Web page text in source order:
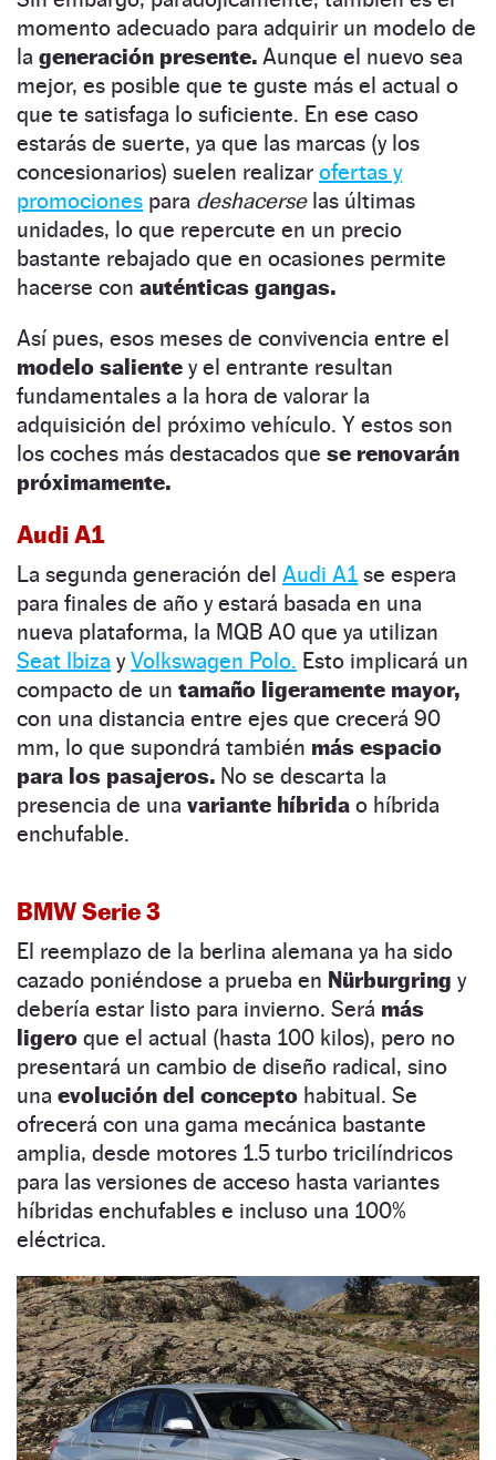
momento adecuado para adquirir un modelo de
la generación presente. Aunque el nuevo sea
mejor, es posible que te guste más el actual o
que te satisfaga lo suficiente. En ese caso
estarás de suerte, ya que las marcas (y los
concesionarios) suelen realizar ofertas y
promociones para deshacerselas últimas
unidades, lo que repercute en un precio
bastante rebajado que en ocasiones permite
hacerse con auténticas gangas.
Así pues, esos meses de convivencia entre el
modelo saliente y el entrante resultan
fundamentales a la hora de valorar la
adquisición del próximo vehículo. Y estos son
los coches más destacados que se renovarán
próximamente.
Audi A1
La segunda generación del Audi A1 se espera
para finales de año y estará basada en una
nueva plataforma, la MQB A0 que ya utilizan
Seat Ibiza yVolkswagen Polo. Esto implicará un
compacto de un tamaño ligeramente mayor,
con una distancia entre ejes que crecerá 90
mm, lo que supondrá también más espacio
para los pasajeros. No se descarta la
presencia de una variante híbrida o híbrida
enchufable.
BMW Serie 3
El reemplazo de la berlina alemana ya ha sido
cazado poniéndose a prueba en Nürburgring y
debería estar listo para invierno. Será más
ligero que el actual (hasta 100 kilos), pero no
presentará un cambio de diseño radical, sino
una evolución del concepto habitual. Se
ofrecerá con una gama mecánica bastante
amplia, desde motores 1.5 turbo tricilíndricos
para las versiones de acceso hasta variantes
híbridas enchufables e incluso una 100%
eléctrica.